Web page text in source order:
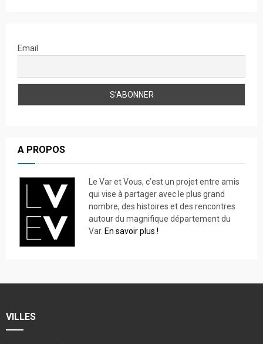
Email
A PROPOS
Le Var et Vous, c’est un projet entre amis
qui vise à partager avec le plus grand
nombre, des histoires et des rencontres
autour du magnifique département du
Var. En savoir plus !
VILLES